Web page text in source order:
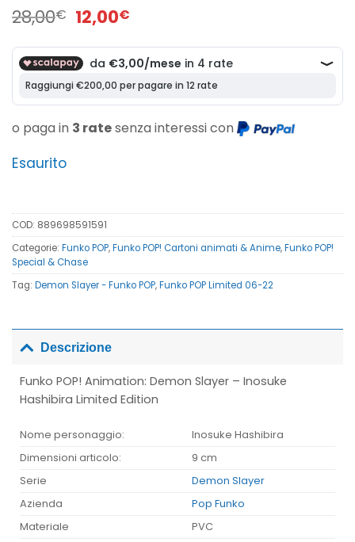
28,00€ Il
prezzo
originale
era:
28,00€.
12,00€
attuale
è:
12,00€.
o paga in 3 ratesenza interessi con
Esaurito
COD: 889698591591
Categorie: Funko POP,Funko POP! Cartoni animati & Anime,Funko POP!
Special & Chase
Tag: Demon Slayer - Funko POP,Funko POP Limited 06-22
Descrizione
Funko POP! Animation: Demon Slayer – Inosuke
Hashibira Limited Edition
Nome personaggio:
Inosuke Hashibira
Dimensioni articolo:
9 cm
Serie
Demon Slayer
Azienda
Pop Funko
Materiale
PVC